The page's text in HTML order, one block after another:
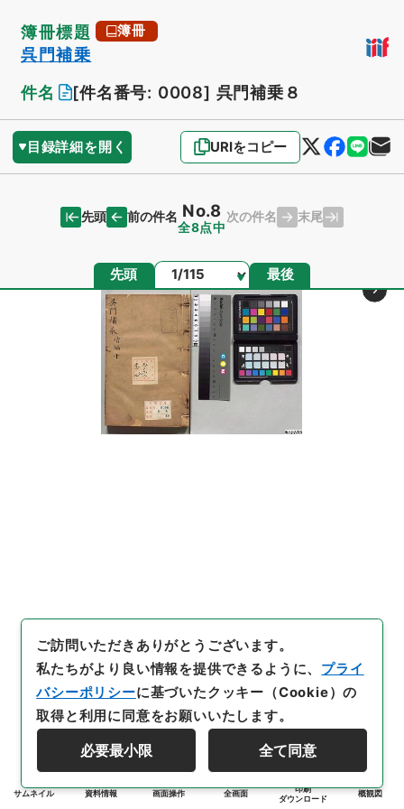
簿冊標題 簿冊
呉門補乗
件名
[件名番号: 0008] 呉門補乗８
目録詳細を開く URIをコピー
先頭 前の件名 No.8
全8点中
次の件名 末尾
先頭 ページ 最後
サムネイル 資料情報 画面操作 全画面
印刷
ダウンロード
概観図
ご訪問いただきありがとうございます。
私たちがより良い情報を提供できるように、 プライ
バシーポリシーに基づいたクッキー（Cookie）の
取得と利用に同意をお願いいたします。
必要最小限 全て同意